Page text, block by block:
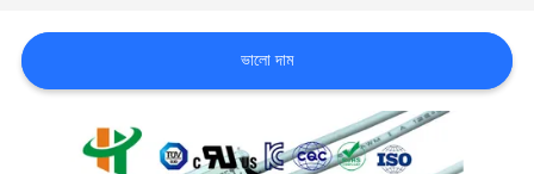
খবর
ভালো দাম